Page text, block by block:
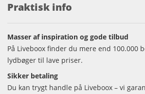
Praktisk info
Masser af inspiration og gode tilbud
På Liveboox finder du mere end 100.000
lydbøger til lave priser.
Sikker betaling
Du kan trygt handle på Liveboox – vi